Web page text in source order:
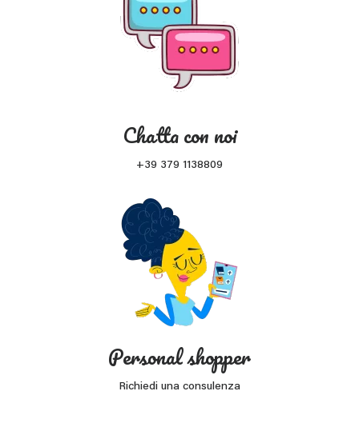
Chatta con noi
+39 379 1138809
Personal shopper
Richiedi una consulenza